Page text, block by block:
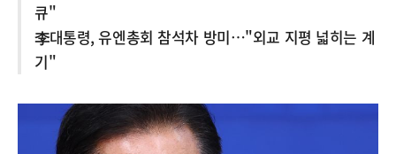
큐"
李대통령, 유엔총회 참석차 방미…"외교 지평 넓히는 계
기"